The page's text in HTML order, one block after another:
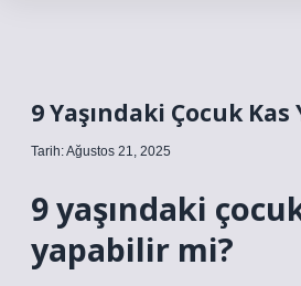
9 Yaşındaki Çocuk
Tarih: Ağustos 21, 2025
9 yaşındaki
yapabilir mi?